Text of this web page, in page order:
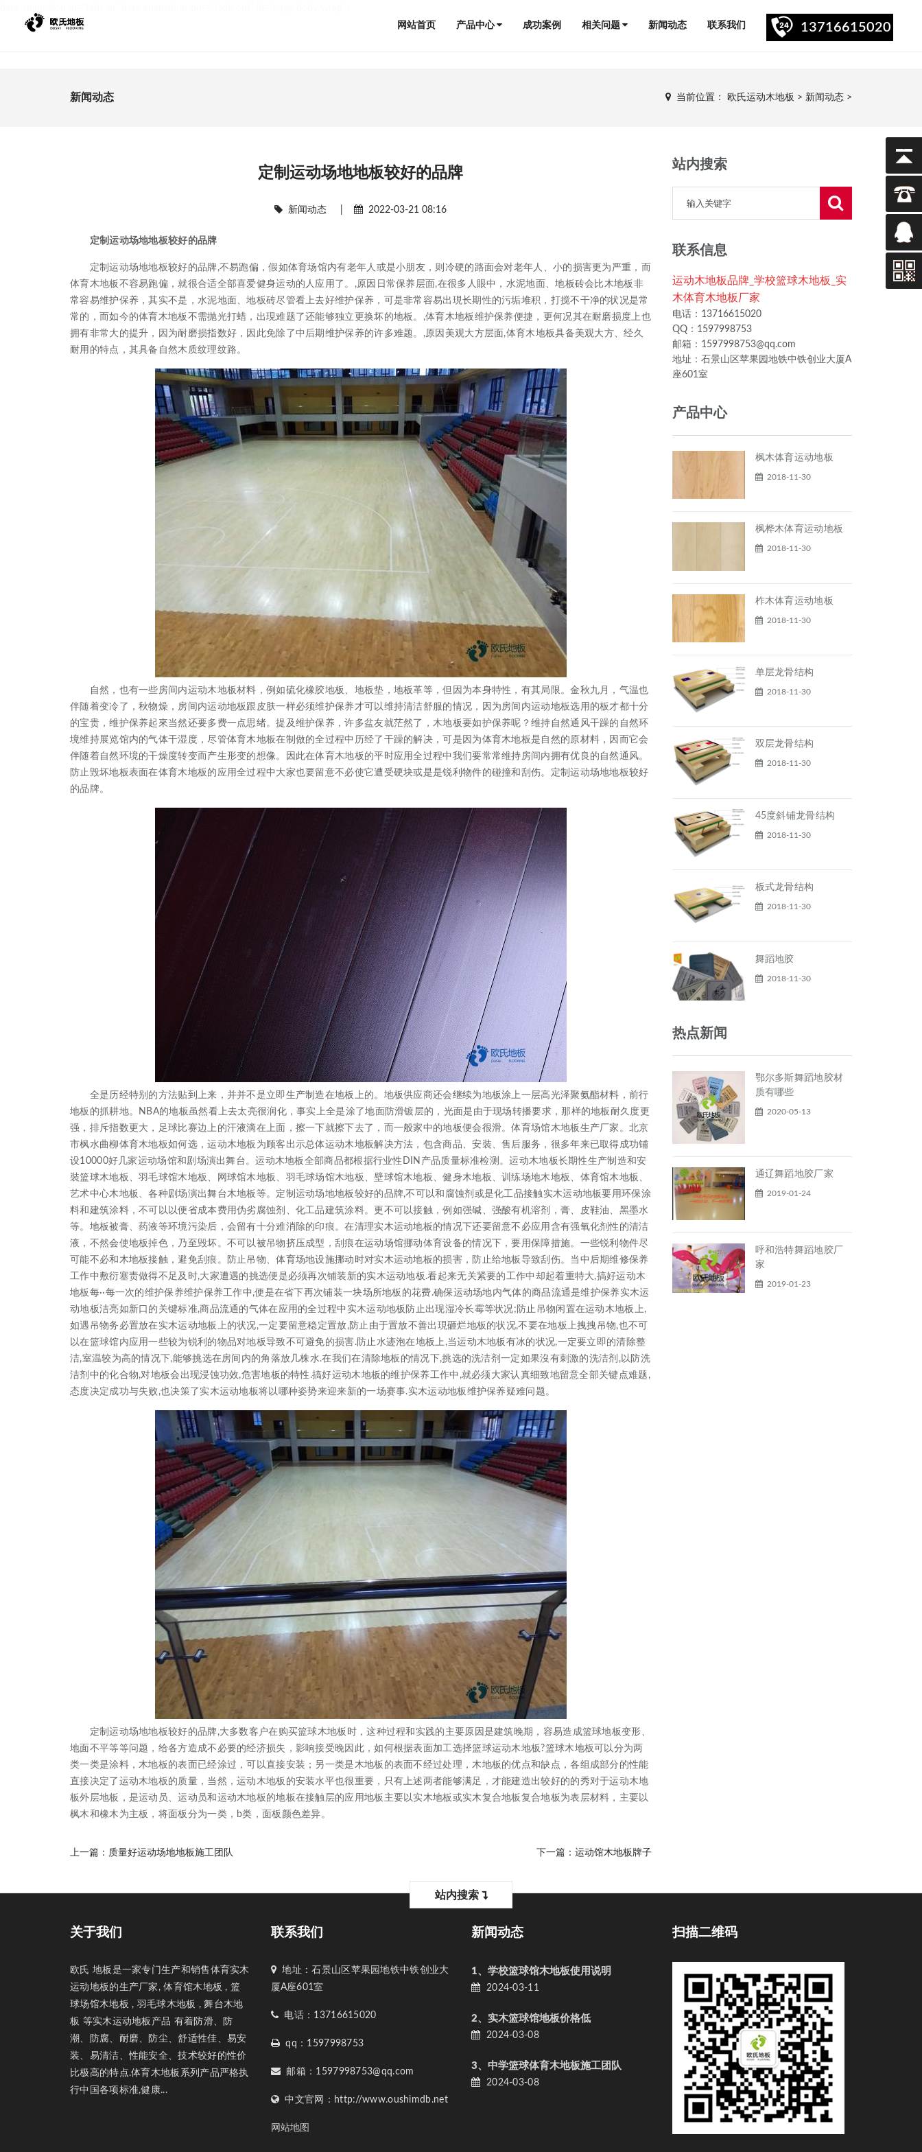
网站首页
产品中心 成功案例 相关问题 新闻动态 联系我们 13716615020
新闻动态 当前位置： 欧氏运动木地板 > 新闻动态 >
定制运动场地地板较好的品牌
新闻动态 2022-03-21 08:16
定制运动场地地板较好的品牌
定制运动场地地板较好的品牌,不易跑偏，假如体育场馆内有老年人或是小朋友，则冷硬的路面会对老年人、小的损害更为严重，而
体育木地板不容易跑偏，就很合适全部喜爱健身运动的人应用了。,原因日常保养层面,在很多人眼中，水泥地面、地板砖会比木地板非
常容易维护保养，其实不是，水泥地面、地板砖尽管看上去好维护保养，可是非常容易出現长期性的污垢堆积，打搅不干净的状况是常
常的，而如今的体育木地板不需抛光打蜡，出現难题了还能够独立更换坏的地板。,体育木地板维护保养便捷，更何况其在耐磨损度上也
拥有非常大的提升，因为耐磨损指数好，因此免除了中后期维护保养的许多难题。,原因美观大方层面,体育木地板具备美观大方、经久
耐用的特点，其具备自然木质纹理纹路。
自然，也有一些房间内运动木地板材料，例如硫化橡胶地板、地板垫，地板革等，但因为本身特性，有其局限。金秋九月，气温也
伴随着变冷了，秋物燥，房间内运动地板跟皮肤一样必须维护保养才可以维持清洁舒服的情况，因为房间内运动地板选用的板才都十分
的宝贵，维护保养起來当然还要多费一点思绪。提及维护保养，许多盆友就茫然了，木地板要如护保养呢？维持自然通风干躁的自然环
境维持展览馆内的气体干湿度，尽管体育木地板在制做的全过程中历经了干躁的解决，可是因为体育木地板是自然的原材料，因而它会
伴随着自然环境的干燥度转变而产生形变的想像。因此在体育木地板的平时应用全过程中我们要常常维持房间内拥有优良的自然通风。
防止毁坏地板表面在体育木地板的应用全过程中大家也要留意不必使它遭受硬块或是是锐利物件的碰撞和刮伤。定制运动场地地板较好
的品牌。
全是历经特别的方法贴到上来，并并不是立即生产制造在地板上的。地板供应商还会继续为地板涂上一层高光泽聚氨酯材料，前行
地板的抓耕地。NBA的地板虽然看上去太亮很润化，事实上全是涂了地面防滑镀层的，光面是由于现场转播要求，那样的地板耐久度更
强，排斥指数更大，足球比赛边上的汗液滴在上面，擦一下就擦下去了，而一般家中的地板便会很滑。体育场馆木地板生产厂家。北京
市枫水曲柳体育木地板如何选，运动木地板为顾客出示总体运动木地板解决方法，包含商品、安裝、售后服务，很多年来已取得成功铺
设10000好几家运动场馆和剧场演出舞台。运动木地板全部商品都根据行业性DIN产品质量标准检测。运动木地板长期性生产制造和安
裝篮球木地板、羽毛球馆木地板、网球馆木地板、羽毛球场馆木地板、壁球馆木地板、健身木地板、训练场地木地板、体育馆木地板、
艺术中心木地板、各种剧场演出舞台木地板等。定制运动场地地板较好的品牌,不可以和腐蚀剂或是化工品接触实木运动地板要用环保涂
料和建筑涂料，不可以以便省成本费用伪劣腐蚀剂、化工品建筑涂料。更不可以接触，例如强碱、强酸有机溶剂，膏、皮鞋油、黑墨水
等。地板被膏、药液等环境污染后，会留有十分难消除的印痕。在清理实木运动地板的情况下还要留意不必应用含有强氧化剂性的清洁
液，不然会使地板掉色，乃至毁坏。不可以被吊物挤压成型，刮痕在运动场馆挪动体育设备的情况下，要用保障措施。一些锐利物件尽
可能不必和木地板接触，避免刮痕。防止吊物、体育场地设施挪动时对实木运动地板的损害，防止给地板导致刮伤。当中后期维修保养
工作中敷衍塞责做得不足及时,大家遭遇的挑选便是必须再次铺装新的实木运动地板.看起来无关紧要的工作中却起着重特大,搞好运动木
地板每··每一次的维护保养维护保养工作中,便是在省下再次铺装一块场所地板的花费.确保运动场地内气体的商品流通是维护保养实木运
动地板洁亮如新口的关键标准,商品流通的气体在应用的全过程中实木运动地板防止出现湿冷长霉等状况;防止吊物闲置在运动木地板上,
如遇吊物务必置放在实木运动地板上的状况,一定要留意稳定置放,防止由于置放不善出現砸烂地板的状况,不要在地板上拽拽吊物,也不可
以在篮球馆内应用一些较为锐利的物品对地板导致不可避免的损害.防止水迹泡在地板上,当运动木地板有冰的状况,一定要立即的清除整
洁,室温较为高的情况下,能够挑选在房间内的角落放几株水.在我们在清除地板的情况下,挑选的洗洁剂一定如果沒有刺激的洗洁剂,以防洗
洁剂中的化合物,对地板会出现浸蚀功效,危害地板的特性.搞好运动木地板的维护保养工作中,就必须大家认真细致地留意全部关键点难题,
态度决定成功与失败,也决策了实木运动地板将以哪种姿势来迎来新的一场赛事.实木运动地板维护保养疑难问题。
定制运动场地地板较好的品牌,大多数客户在购买篮球木地板时，这种过程和实践的主要原因是建筑晚期，容易造成篮球地板变形、
地面不平等等问题，给各方造成不必要的经济损失，影响接受晚因此，如何根据表面加工选择篮球运动木地板?篮球木地板可以分为两
类一类是涂料，木地板的表面已经涂过，可以直接安装；另一类是木地板的表面不经过处理，木地板的优点和缺点，各组成部分的性能
直接决定了运动木地板的质量，当然，运动木地板的安装水平也很重要，只有上述两者能够满足，才能建造出较好的的秀对于运动木地
板外层地板，是运动员、运动员和运动木地板的地板在接触层的应用地板主要以实木地板或实木复合地板复合地板为表层材料，主要以
枫木和橡木为主板，将面板分为一类，b类，面板颜色差异。
上一篇： 质量好运动场地地板施工团队 下一篇： 运动馆木地板牌子
站内搜索
联系信息
运动木地板品牌_学校篮球木地板_实
木体育木地板厂家
电话：13716615020
QQ：1597998753
邮箱：1597998753@qq.com
地址：石景山区苹果园地铁中铁创业大厦A
座601室
产品中心
枫木体育运动地板
2018-11-30
枫桦木体育运动地板
2018-11-30
柞木体育运动地板
2018-11-30
单层龙骨结构
2018-11-30
双层龙骨结构
2018-11-30
45度斜铺龙骨结构
2018-11-30
板式龙骨结构
2018-11-30
舞蹈地胶
2018-11-30
热点新闻
鄂尔多斯舞蹈地胶材
质有哪些
2020-05-13
通辽舞蹈地胶厂家
2019-01-24
呼和浩特舞蹈地胶厂
家
2019-01-23
站内搜索
关于我们
欧氏 地板是一家专门生产和销售体育实木
运动地板的生产厂家, 体育馆木地板 , 篮
球场馆木地板 , 羽毛球木地板 , 舞台木地
板 等实木运动地板产品 有着防滑、防
潮、防腐、耐磨、防尘、舒适性佳、易安
装、易清洁、性能安全、技术较好的性价
比极高的特点.体育木地板系列产品严格执
行中国各项标准,健康...
联系我们
地址：石景山区苹果园地铁中铁创业大
厦A座601室
电话：13716615020
qq：1597998753
邮箱：1597998753@qq.com
中文官网：http://www.oushimdb.net
网站地图
新闻动态
1、学校篮球馆木地板使用说明
2024-03-11
2、实木篮球馆地板价格低
2024-03-08
3、中学篮球体育木地板施工团队
2024-03-08
扫描二维码